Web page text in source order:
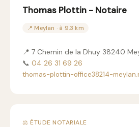
Thomas Plottin - Notaire
📍 Meylan · à 9.3 km
📍 7 Chemin de la Dhuy 38240
📞 04 26 31 69 26
thomas-plottin-office38214-
⚖️ ÉTUDE NOTARIALE